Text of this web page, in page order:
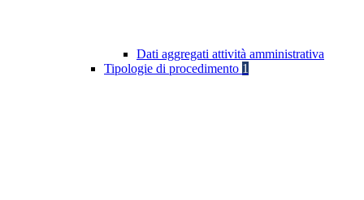
Dati aggregati attività amministrativa
Tipologie di procedimento 1